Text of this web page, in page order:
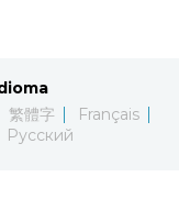
繁體字
Français
Русский